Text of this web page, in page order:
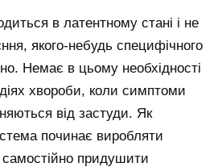
в латентному стані і не
якого-небудь специфічного
Немає в цьому необхідності
хвороби, коли симптоми
від застуди. Як
починає виробляти
самостійно придушити